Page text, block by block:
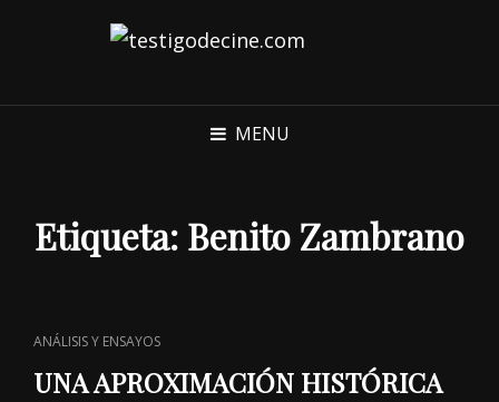
MENU
Etiqueta: Benito Zambrano
CAT
LINKS
ANÁLISIS Y ENSAYOS
UNA APROXIMACIÓN HISTÓRICA